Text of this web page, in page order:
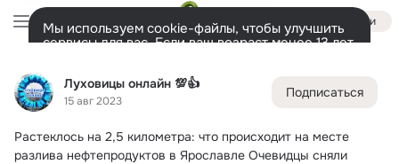
Луховицы онлайн 💯👍
15 авг 2023
Подписаться
Растеклось на 2,5 километра: что происходит на месте
разлива нефтепродуктов в Ярославле Очевидцы сняли
Войти
Мы используем cookie-файлы, чтобы улучшить
сервисы для вас. Если ваш возраст менее 13 лет,
Больше информации
Разрешить все Настроить
Лента Участники
Дополнительная
колонка
Всё6 259 Обсуждаемые